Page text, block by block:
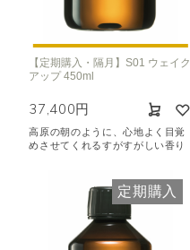
【定期購入・隔月】S01 ウェイク
アップ 450ml
37,400円
高原の朝のように、心地よく目覚
めさせてくれるすがすがしい香り
定期購入